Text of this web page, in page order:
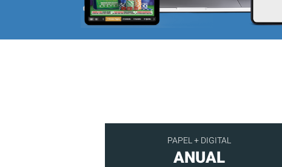
PAPEL + DIGITAL
ANUAL